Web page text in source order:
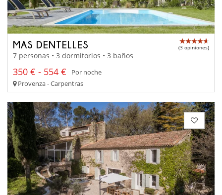
MAS DENTELLES (3 opiniones)
7 personas • 3 dormitorios • 3 baños
350 € - 554 €
Por noche
Provenza - Carpentras